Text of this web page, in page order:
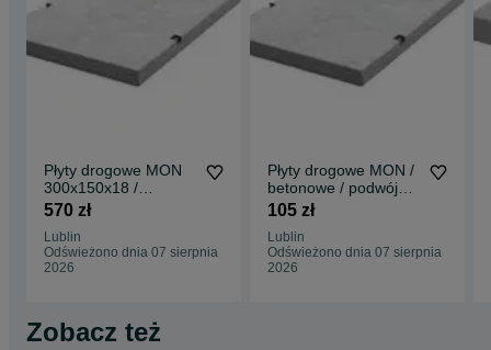
formularza OLX lub e-mail: sprzedaz(małpa)veco-bet.pl
Więcej informacji na stronie www.veco-bet.pl
Płyty drogowe MON
300x150x18 /
betonowe / podwojnie
570 zł
Lublin
Odświeżono dnia 07 sierpnia
2026
Płyty drogowe MON /
betonowe / podwójnie
zbrojone / MOCNE
105 zł
Lublin
Odświeżono dnia 07 sierpnia
2026
Zobacz też